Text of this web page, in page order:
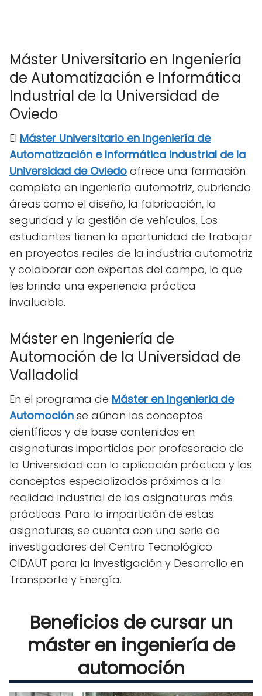
Máster Universitario en Ingeniería
de Automatización e Informática
Industrial de la Universidad de
Oviedo
El Máster Universitario en Ingeniería de
Automatización e Informática Industrial de la
Universidad de Oviedo ofrece una formación
completa en ingeniería automotriz, cubriendo
áreas como el diseño, la fabricación, la
seguridad y la gestión de vehículos. Los
estudiantes tienen la oportunidad de trabajar
en proyectos reales de la industria automotriz
y colaborar con expertos del campo, lo que
les brinda una experiencia práctica
invaluable.
Máster en Ingeniería de
Automoción de la Universidad de
Valladolid
En el programa de Máster en Ingenieria de
Automoción se aúnan los conceptos
científicos y de base contenidos en
asignaturas impartidas por profesorado de
la Universidad con la aplicación práctica y los
conceptos especializados próximos a la
realidad industrial de las asignaturas más
prácticas. Para la impartición de estas
asignaturas, se cuenta con una serie de
investigadores del Centro Tecnológico
CIDAUT para la Investigación y Desarrollo en
Transporte y Energía.
Beneficios de cursar un
máster en ingeniería de
automoción